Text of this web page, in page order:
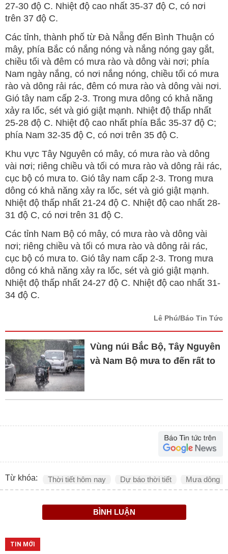
27-30 độ C. Nhiệt độ cao nhất 35-37 độ C, có nơi
trên 37 độ C.
Các tỉnh, thành phố từ Đà Nẵng đến Bình Thuận có
mây, phía Bắc có nắng nóng và nắng nóng gay gắt,
chiều tối và đêm có mưa rào và dông vài nơi; phía
Nam ngày nắng, có nơi nắng nóng, chiều tối có mưa
rào và dông rải rác, đêm có mưa rào và dông vài nơi.
Gió tây nam cấp 2-3. Trong mưa dông có khả năng
xảy ra lốc, sét và gió giật mạnh. Nhiệt độ thấp nhất
25-28 độ C. Nhiệt độ cao nhất phía Bắc 35-37 độ C;
phía Nam 32-35 độ C, có nơi trên 35 độ C.
Khu vực Tây Nguyên có mây, có mưa rào và dông
vài nơi; riêng chiều và tối có mưa rào và dông rải rác,
cục bộ có mưa to. Gió tây nam cấp 2-3. Trong mưa
dông có khả năng xảy ra lốc, sét và gió giật mạnh.
Nhiệt độ thấp nhất 21-24 độ C. Nhiệt độ cao nhất 28-
31 độ C, có nơi trên 31 độ C.
Các tỉnh Nam Bộ có mây, có mưa rào và dông vài
nơi; riêng chiều và tối có mưa rào và dông rải rác,
cục bộ có mưa to. Gió tây nam cấp 2-3. Trong mưa
dông có khả năng xảy ra lốc, sét và gió giật mạnh.
Nhiệt độ thấp nhất 24-27 độ C. Nhiệt độ cao nhất 31-
34 độ C.
Lê Phú/Báo Tin Tức
Vùng núi Bắc Bộ, Tây Nguyên
và Nam Bộ mưa to đến rất to
Từ khóa: Thời tiết hôm nay Dự báo thời tiết Mưa dông
BÌNH LUẬN
TIN MỚI